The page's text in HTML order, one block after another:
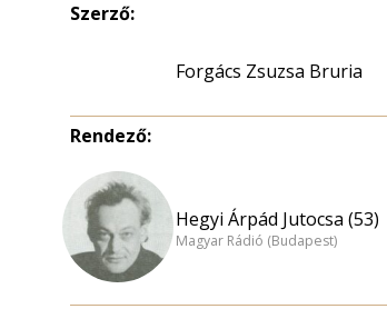
Szerző:
Forgács Zsuzsa Bruria
Rendező:
Hegyi Árpád Jutocsa (53)
Magyar Rádió (Budapest)